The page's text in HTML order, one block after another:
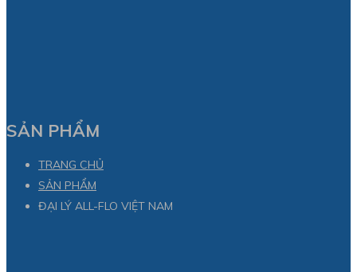
SẢN PHẨM
TRANG CHỦ
SẢN PHẨM
ĐẠI LÝ ALL-FLO VIỆT NAM